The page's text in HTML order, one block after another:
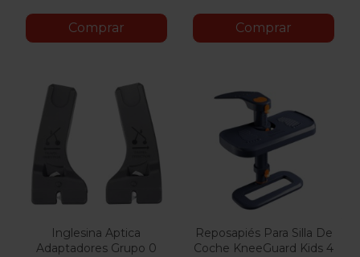
Comprar Comprar
Inglesina Aptica
Adaptadores Grupo 0
Reposapiés Para Silla De
Coche KneeGuard Kids 4